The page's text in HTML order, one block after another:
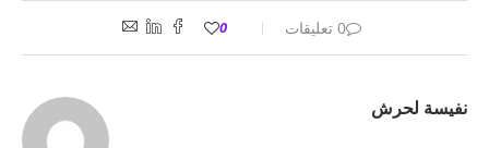
0 تعليقات 0
نفيسة لحرش